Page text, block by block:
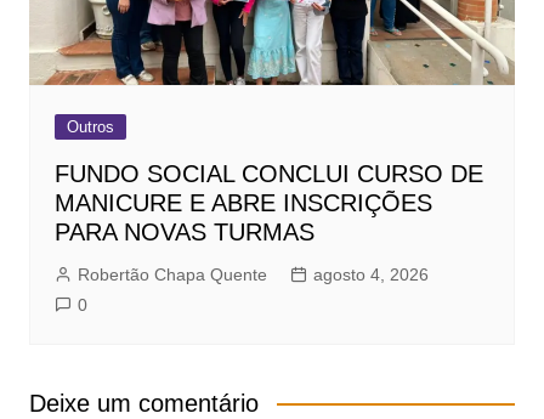
Outros
FUNDO SOCIAL CONCLUI CURSO DE
MANICURE E ABRE INSCRIÇÕES
PARA NOVAS TURMAS
Robertão Chapa Quente
agosto 4, 2026
0
Deixe um comentário